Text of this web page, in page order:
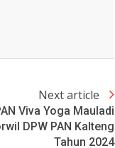
Next article
Viva Yoga Mauladi
DPW PAN Kalteng
Tahun 2024